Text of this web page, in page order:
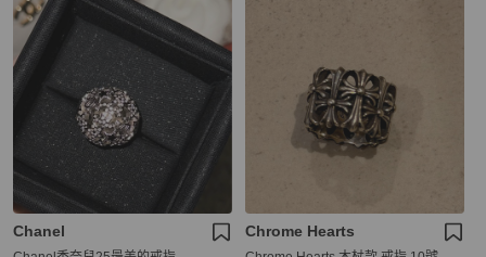
Chanel Chrome Hearts